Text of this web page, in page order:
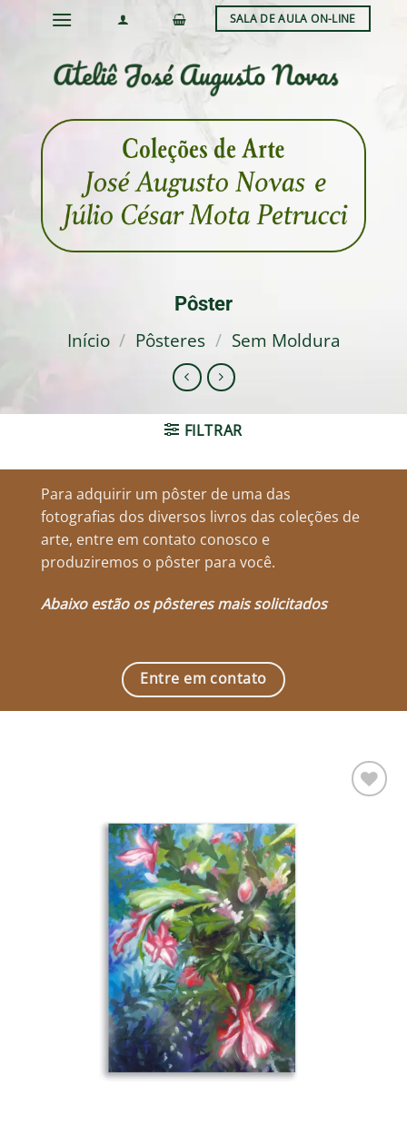
SALA DE AULA ON-LINE
Pôster
Início / Pôsteres / Sem Moldura
FILTRAR
Para adquirir um pôster de uma das
fotografias dos diversos livros das coleções de
arte, entre em contato conosco e
produziremos o pôster para você.
Abaixo estão os pôsteres mais solicitados
Entre em contato